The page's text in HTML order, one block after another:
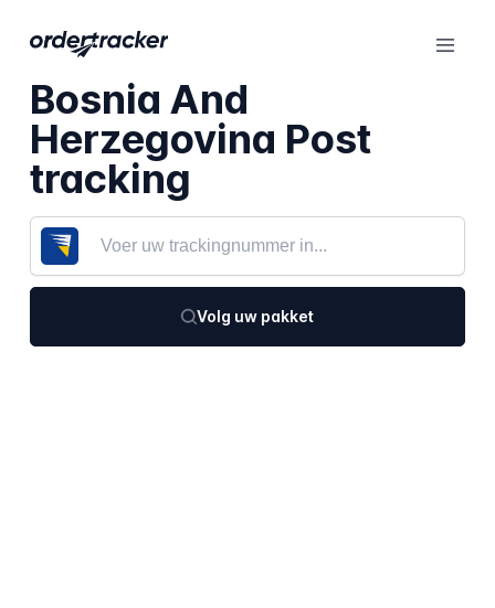
Bosnia And
Herzegovina Post
tracking
Volg uw pakket